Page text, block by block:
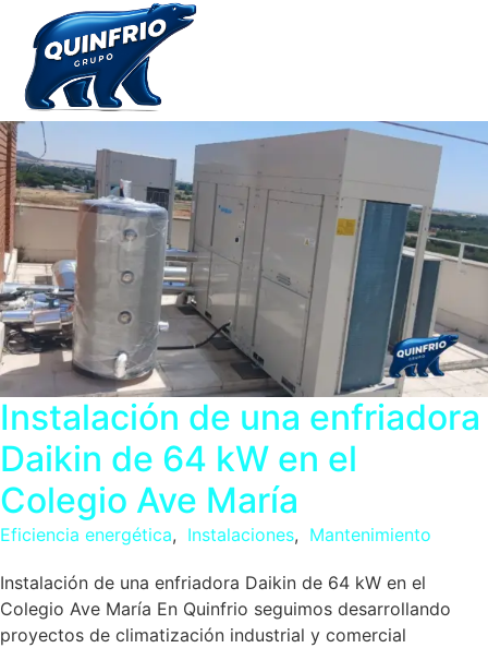
Instalación de una enfriadora
Daikin de 64 kW en el
Colegio Ave María
Eficiencia energética, Instalaciones, Mantenimiento
Instalación de una enfriadora Daikin de 64 kW en el
Colegio Ave María En Quinfrio seguimos desarrollando
proyectos de climatización industrial y comercial